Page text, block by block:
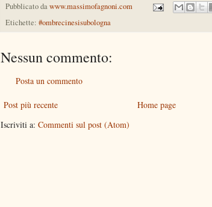
Pubblicato dawww.massimofagnoni.com
Etichette: #ombrecinesisubologna
Nessun commento:
Posta un commento
Post più recente
Home page
Iscriviti a: Commenti sul post (Atom)